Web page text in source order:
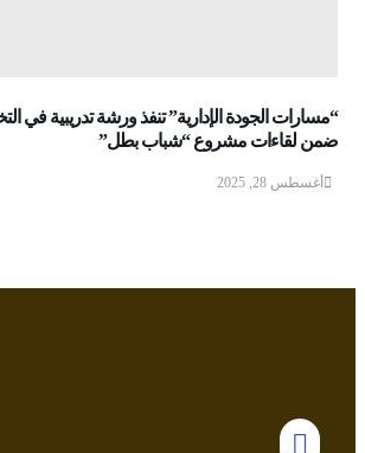
“مسارات الجودة الإدارية” تنفذ ورشة تدريبية
ضمن لقاءات مشروع “شباب بطل”
أغسطس 28, 2025